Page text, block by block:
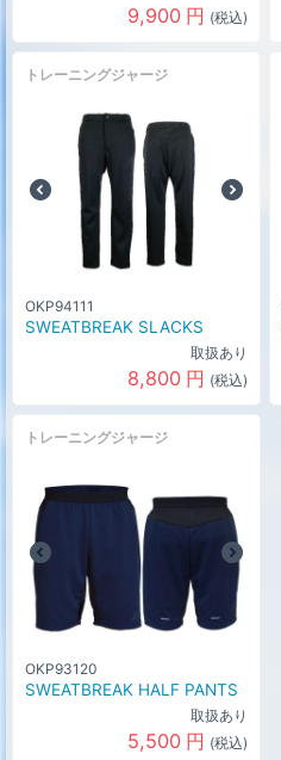
9,900 円 (税込)
トレーニングジャージ
OKP94111
SWEATBREAK SLACKS
取扱あり
8,800 円 (税込)
トレーニングジャージ
OKP93120
SWEATBREAK HALF PANTS
取扱あり
5,500 円 (税込)